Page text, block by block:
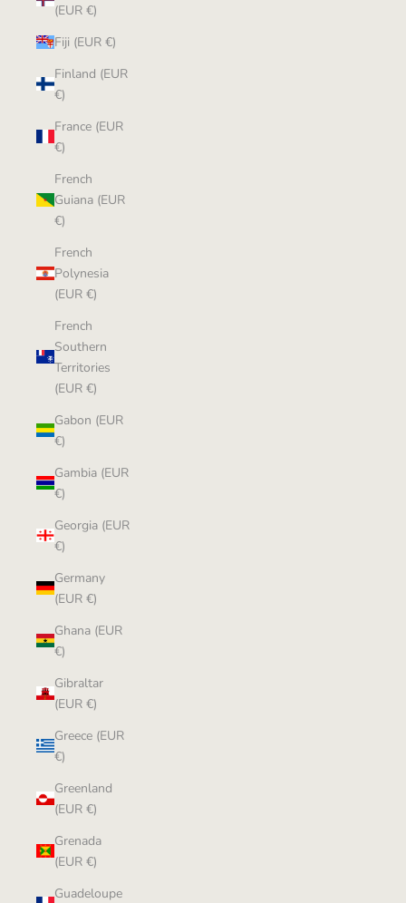
(EUR €)
Fiji (EUR €)
Finland (EUR
€)
France (EUR
€)
French
Guiana (EUR
€)
French
Polynesia
(EUR €)
French
Southern
Territories
(EUR €)
Gabon (EUR
€)
Gambia (EUR
€)
Georgia (EUR
€)
Germany
(EUR €)
Ghana (EUR
€)
Gibraltar
(EUR €)
Greece (EUR
€)
Greenland
(EUR €)
Grenada
(EUR €)
Guadeloupe